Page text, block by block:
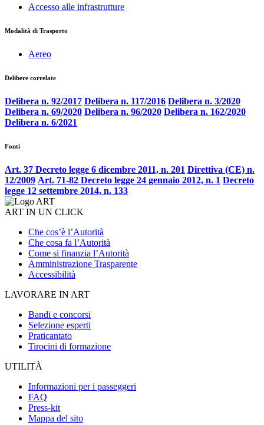
Accesso alle infrastrutture
Modalità di Trasporto
Aereo
Delibere correlate
Delibera n. 92/2017 Delibera n. 117/2016 Delibera n. 3/2020
Delibera n. 69/2020 Delibera n. 96/2020 Delibera n. 162/2020
Delibera n. 6/2021
Fonti
Art. 37 Decreto legge 6 dicembre 2011, n. 201 Direttiva (CE) n.
12/2009 Art. 71-82 Decreto legge 24 gennaio 2012, n. 1 Decreto
legge 12 settembre 2014, n. 133
ART IN UN CLICK
Che cos’è l’Autorità
Che cosa fa l’Autorità
Come si finanzia l’Autorità
Amministrazione Trasparente
Accessibilità
LAVORARE IN ART
Bandi e concorsi
Selezione esperti
Praticantato
Tirocini di formazione
UTILITÀ
Informazioni per i passeggeri
FAQ
Press-kit
Mappa del sito